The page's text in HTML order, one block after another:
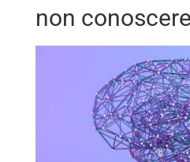
non conoscere